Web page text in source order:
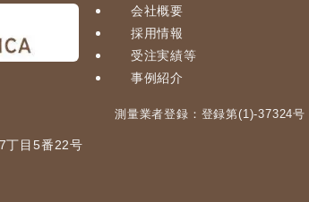
丁目5番22号
会社概要
採用情報
受注実績等
事例紹介
測量業者登録：登録第(1)-37324号